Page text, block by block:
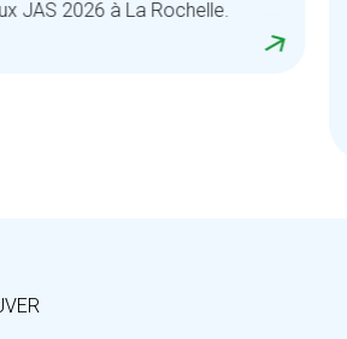
JAS 2026 à La Rochelle.